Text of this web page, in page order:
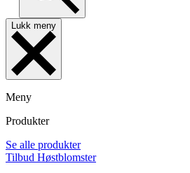
Lukk meny
Meny
Produkter
Se alle produkter
Tilbud Høstblomster